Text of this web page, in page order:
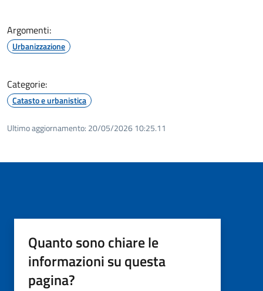
Argomenti:
Urbanizzazione
Categorie:
Catasto e urbanistica
Ultimo aggiornamento: 20/05/2026 10:25.11
Quanto sono chiare le
informazioni su questa
pagina?